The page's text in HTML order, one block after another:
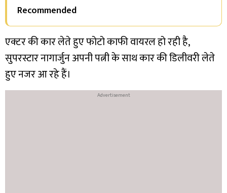
Recommended
एक्टर की कार लेते हुए फोटो काफी वायरल हो रही है,
सुपरस्टार नागार्जुन अपनी पत्नी के साथ कार की डिलीवरी लेते
हुए नजर आ रहे हैं।